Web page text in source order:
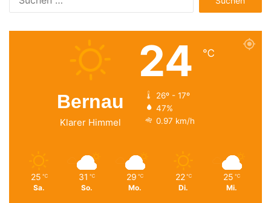
nach:
Bernau
Klarer Himmel
24 ℃
26º - 17º
47%
0.97 km/h
25 ℃
Sa.
31 ℃
So.
29 ℃
Mo.
22 ℃
Di.
25 ℃
Mi.